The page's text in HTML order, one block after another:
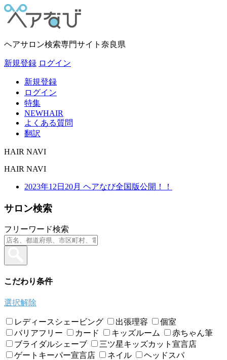
ヘアサロン検索専門サイト 奈良県
新規登録 ログイン
新規登録
ログイン
特集
NEWHAIR
よくある質問
翻訳
HAIR NAVI
HAIR NAVI
2023年12日20月 ヘアなび全国版公開！！
サロン検索
フリーワード検索
こだわり条件
選択解除
レディースシェービング 出張理容
個室
バリアフリー
カード キッズルーム
赤ちゃん筆
ブライダルシェーブ
三ツ星キッズカット宣言店
ゲートキーパー宣言店
ネイル
ヘッドスパ